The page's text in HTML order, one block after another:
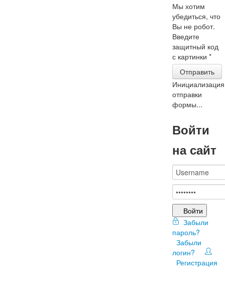
Мы хотим
убедиться, что
Вы не робот.
Введите
защитный код
с картинки*
Отправить
Инициализация
отправки
формы...
Войти
на сайт
Войти
Забыли
пароль?
Забыли
логин?
Регистрация